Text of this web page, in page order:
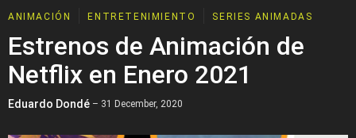
ANIMACIÓN ENTRETENIMIENTO SERIES ANIMADAS
Estrenos de Animación de
Netflix en Enero 2021
Eduardo Dondé – 31 December, 2020